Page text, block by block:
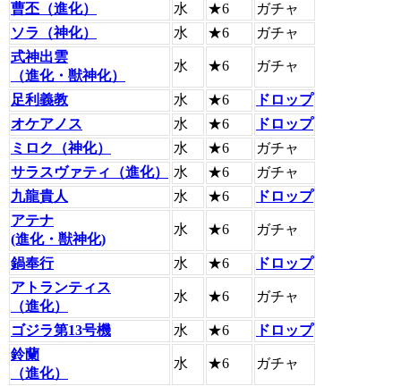
曹丕（進化）
水 ★6
ガチャ
ソラ（神化）
水 ★6
ガチャ
式神出雲
（進化・獣神化）
水 ★6 ガチャ
足利義教 水 ★6
ドロップ
オケアノス
水 ★6
ドロップ
ミロク（神化）
水 ★6
ガチャ
サラスヴァティ（進化）
水 ★6
ガチャ
九龍貴人
水 ★6
ドロップ
アテナ
(進化・獣神化)
水 ★6 ガチャ
鍋奉行 水 ★6
ドロップ
アトランティス
（進化）
水 ★6 ガチャ
ゴジラ第13号機 水 ★6
ドロップ
鈴蘭
（進化）
水 ★6 ガチャ